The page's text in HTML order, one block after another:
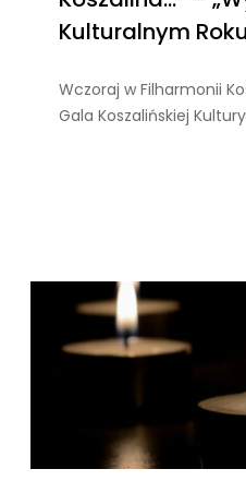
Kulturalnym
Wczoraj w Filharmonii
Gala Koszalińskiej